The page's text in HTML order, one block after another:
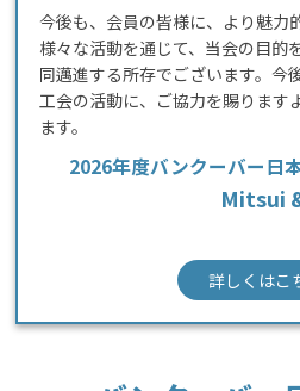
今後も、会員の皆様に、より魅力
様々な活動を通じて、当会の目的
同邁進する所存でございます。今
工会の活動に、ご協力を賜ります
ます。
2026年度バンクーバー日
Mitsui
詳しくはこ